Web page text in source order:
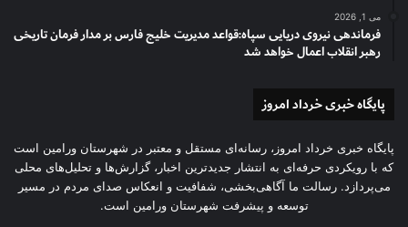
می 1, 2026
فرماندهی نیروی دریایی سپاه:قواعد مدیریت خلیج فارس بر مدار فرمان تاریخی
رهبر انقلاب اعمال خواهد شد
پایگاه خبری خرداد امروز
پایگاه خبری خرداد امروز، رسانه‌ای مستقل و معتبر در شهرستان ورامین است
که با رویکردی حرفه‌ای به انتشار جدیدترین اخبار، گزارش‌ها و تحلیل‌های محلی
می‌پردازد. رسالت ما آگاهی‌بخشی، شفافیت و انعکاس صدای مردم در مسیر
توسعه و پیشرفت شهرستان ورامین است.